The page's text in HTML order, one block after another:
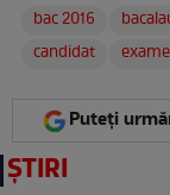
bac 2016
candidat
Puteți
ȘTIRI